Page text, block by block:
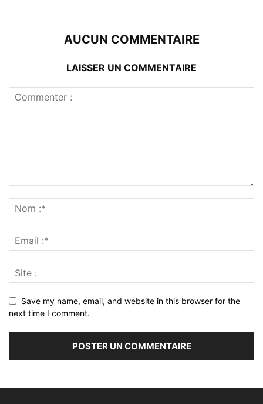
AUCUN COMMENTAIRE
LAISSER UN COMMENTAIRE
Save my name, email, and website in this browser for the
next time I comment.